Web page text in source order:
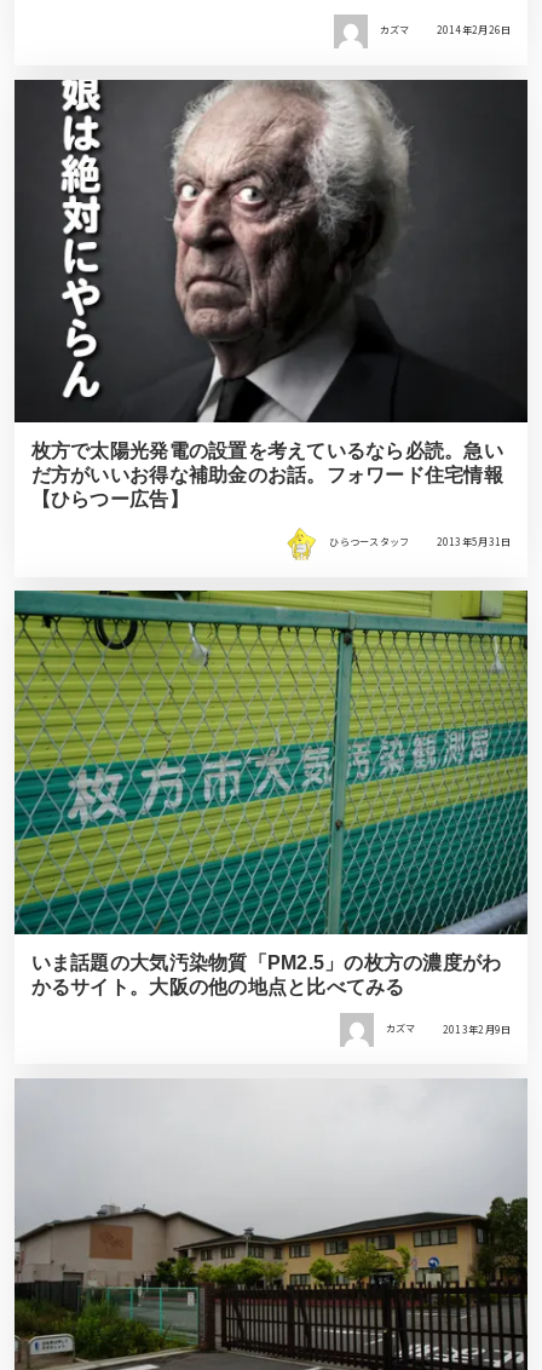
カズマ 2014年2月26日
枚方で太陽光発電の設置を考えているなら必読。急い
だ方がいいお得な補助金のお話。フォワード住宅情報
【ひらつー広告】
ひらつースタッフ 2013年5月31日
いま話題の大気汚染物質「PM2.5」の枚方の濃度がわ
かるサイト。大阪の他の地点と比べてみる
カズマ 2013年2月9日